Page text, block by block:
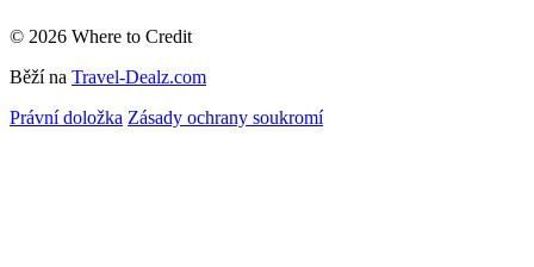
© 2026 Where to Credit
Běží na Travel-Dealz.com
Právní doložka Zásady ochrany soukromí